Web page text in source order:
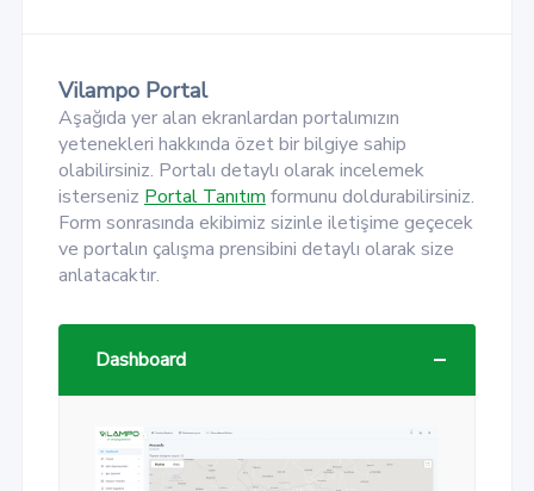
Vilampo Portal
Aşağıda yer alan ekranlardan portalımızın
yetenekleri hakkında özet bir bilgiye sahip
olabilirsiniz. Portalı detaylı olarak incelemek
isterseniz Portal Tanıtım formunu doldurabilirsiniz.
Form sonrasında ekibimiz sizinle iletişime geçecek
ve portalın çalışma prensibini detaylı olarak size
anlatacaktır.
Dashboard